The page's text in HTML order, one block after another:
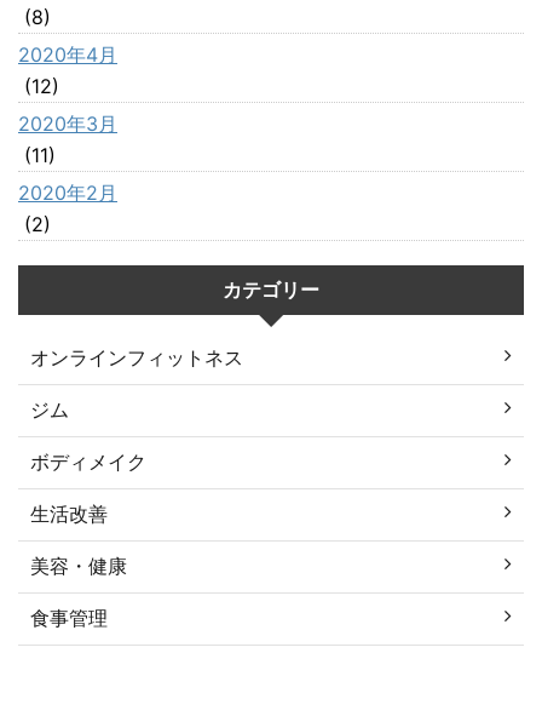
(8)
2020年4月
(12)
2020年3月
(11)
2020年2月
(2)
カテゴリー
オンラインフィットネス
ジム
ボディメイク
生活改善
美容・健康
食事管理